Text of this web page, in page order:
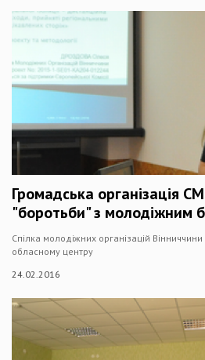
Громадська організація
"боротьби" з молодіжним
Спілка молодіжних організацій
обласному центру
24.02.2016